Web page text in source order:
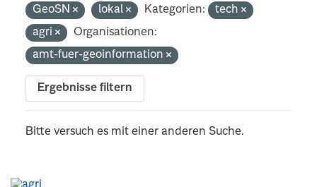
GeoSN
lokal Kategorien:
tech
agri
Organisationen:
amt-fuer-geoinformation
Ergebnisse filtern
Bitte versuch es mit einer anderen Suche.